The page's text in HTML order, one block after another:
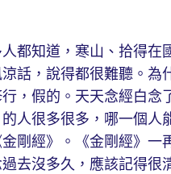
知道，寒山、拾得在
話，說得都很難聽。為
，假的。天天念經白念
人很多很多，哪一個人
剛經》。《金剛經》一
去沒多久，應該記得